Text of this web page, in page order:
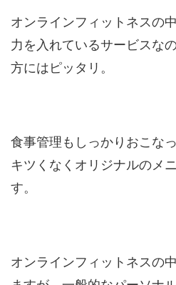
オンラインフィットネスの
力を入れているサービスな
方にはピッタリ。
食事管理もしっかりおこな
キツくなくオリジナルのメ
す。
オンラインフィットネスの